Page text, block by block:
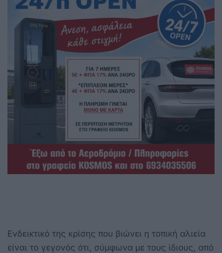
Ενδεικτικό της κρίσης που βιώνει η τοπική αλιεία
είναι το γεγονός ότι, σύμφωνα με τους ίδιους, από